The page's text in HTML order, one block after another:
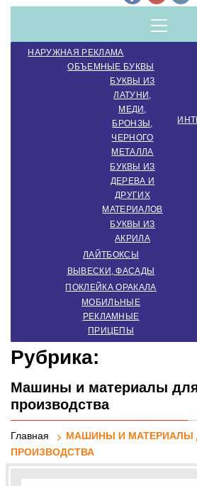
Menu
НАРУЖНАЯ РЕКЛАМА
ОБЪЕМНЫЕ БУКВЫ
БУКВЫ ИЗ
ЛАТУНИ,
МЕДИ,
БРОНЗЫ,
ЧЕРНОГО
МЕТАЛЛА
БУКВЫ ИЗ
ДЕРЕВА И
ДРУГИХ
МАТЕРИАЛОВ
БУКВЫ ИЗ
АКРИЛА
ЛАЙТБОКСЫ
ВЫВЕСКИ, ФАСАДЫ
ПОКЛЕЙКА ОРАКАЛА
МОБИЛЬНЫЕ
РЕКЛАМНЫЕ
ПРИЦЕПЫ
Рубрика:
Машины и материалы
производства
Главная
МАШИНЫ И МАТЕРИАЛЫ
ПРОИЗВОДСТВА